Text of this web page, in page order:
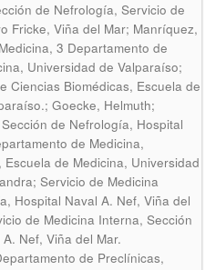
de Nefrología, Servicio de
Fricke, Viña del Mar; Manríquez,
3 Departamento de
Universidad de Valparaíso;
Ciencias Biomédicas, Escuela de
Goecke, Helmuth;
de Nefrología, Hospital
de Medicina,
de Medicina, Universidad
Servicio de Medicina
Hospital Naval A. Nef, Viña del
de Medicina Interna, Sección
Nef, Viña del Mar.
de Preclínicas,